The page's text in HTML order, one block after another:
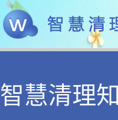
智慧清理